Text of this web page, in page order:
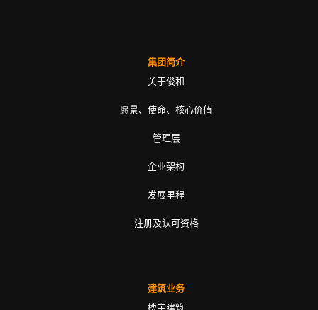
集团简介
关于俊和
愿景、使命、核心价值
管理层
企业架构
发展里程
注册及认可资格
建筑业务
楼宇建筑